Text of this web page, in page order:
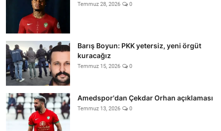
Temmuz 28, 2026 0
Barış Boyun: PKK yetersiz, yeni örgüt
kuracağız
Temmuz 15, 2026 0
Amedspor'dan Çekdar Orhan açıklaması
Temmuz 13, 2026 0